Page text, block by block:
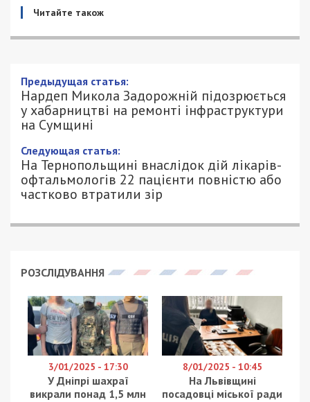
Читайте також
Предыдущая статья:
Нардеп Микола Задорожній підозрюється
у хабарництві на ремонті інфраструктури
на Сумщині
Следующая статья:
На Тернопольщині внаслідок дій лікарів-
офтальмологів 22 пацієнти повністю або
частково втратили зір
РОЗСЛІДУВАННЯ
3/01/2025 - 17:30
У Дніпрі шахраї
викрали понад 1,5 млн
8/01/2025 - 10:45
На Львівщині
посадовці міської ради